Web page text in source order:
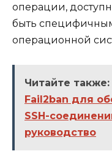
операции,
быть
операционной
Читайте также:
Fail2ban для
SSH-
руководство